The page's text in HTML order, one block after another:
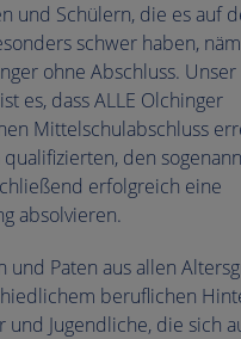
und Schülern, die es auf
schwer haben,
ohne Abschluss. Unser
es, dass ALLE Olchinger
Mittelschulabschluss
den
erfolgreich eine
absolvieren.
und Paten aus allen
beruflichen
Jugendliche, die sich